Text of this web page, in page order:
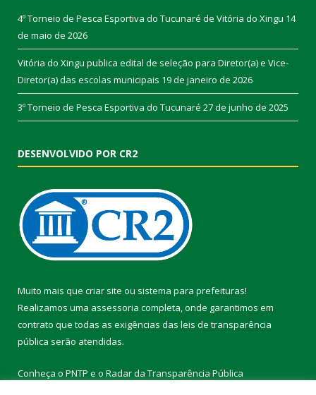
4º Torneio de Pesca Esportiva do Tucunaré de Vitória do Xingu 14
de maio de 2026
Vitória do Xingu publica edital de seleção para Diretor(a) e Vice-
Diretor(a) das escolas municipais 19 de janeiro de 2026
3º Torneio de Pesca Esportiva do Tucunaré 27 de junho de 2025
DESENVOLVIDO POR CR2
Muito mais que criar site ou sistema para prefeituras!
Realizamos uma assessoria completa, onde garantimos em
contrato que todas as exigências das leis de transparência
pública serão atendidas.
Conheça o PNTP e o Radar da Transparência Pública